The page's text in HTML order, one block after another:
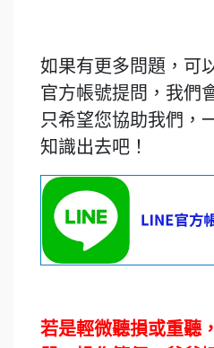
如果有更多問題，可
官方帳號提問，我們
只希望您協助我們，
知識出去吧！
若是輕微聽損或重聽